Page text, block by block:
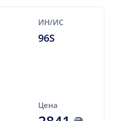
ИН/ИС
96S
Цена